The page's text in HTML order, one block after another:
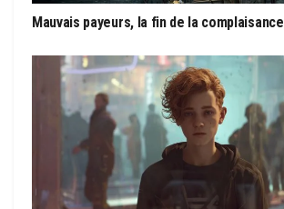
Mauvais payeurs, la fin de la complaisance